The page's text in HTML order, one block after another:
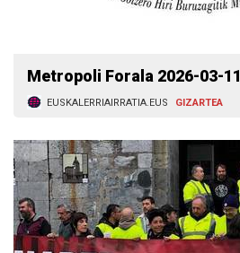
Metropoli Forala 2026-03-11
EUSKALERRIAIRRATIA.EUS GIZARTEA